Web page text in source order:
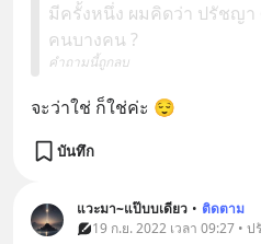
มีครั้งหนึ่ง ผมคิดว่า ปรัชญา
คนบางคน ?
คำถามนี้ถูกลบ
จะว่าใช่ ก็ใช่ค่ะ 😌
บันทึก
แวะมา~แป๊บบเดียว • ติดตาม
19 ก.ย. 2022 เวลา 09:27 •